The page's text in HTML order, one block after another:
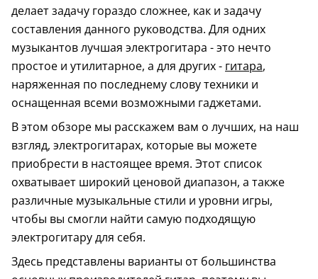
делает задачу гораздо сложнее, как и задачу
составления данного руководства. Для одних
музыкантов лучшая электрогитара - это нечто
простое и утилитарное, а для других - гитара,
наряженная по последнему слову техники и
оснащенная всеми возможными гаджетами.
В этом обзоре мы расскажем вам о лучших, на наш
взгляд, электрогитарах, которые вы можете
приобрести в настоящее время. Этот список
охватывает широкий ценовой диапазон, а также
различные музыкальные стили и уровни игры,
чтобы вы смогли найти самую подходящую
электрогитару для себя.
Здесь представлены варианты от большинства